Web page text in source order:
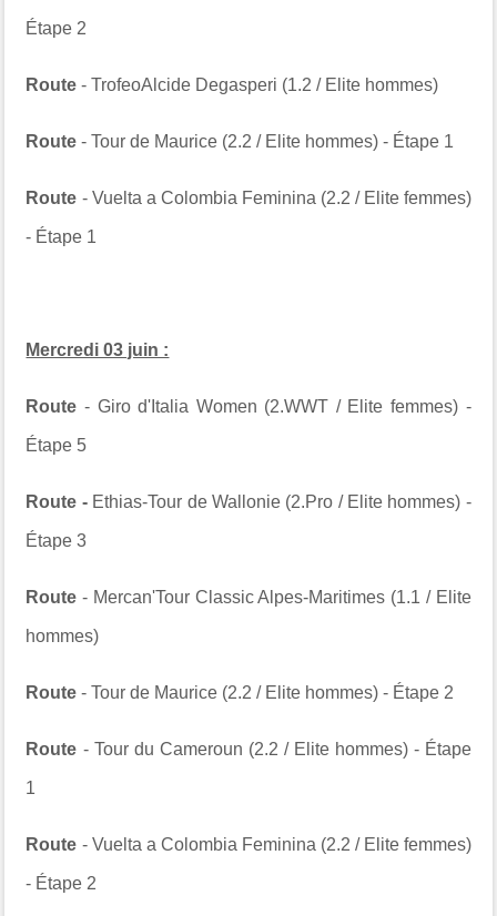
Étape 2
Route- TrofeoAlcide Degasperi (1.2 / Elite hommes)
Route- Tour de Maurice (2.2 / Elite hommes) - Étape 1
Route - Vuelta a Colombia Feminina (2.2 / Elite femmes)
- Étape 1
Mercredi 03 juin :
Route- Giro d'Italia Women (2.WWT / Elite femmes) -
Étape 5
Route - Ethias-Tour de Wallonie (2.Pro / Elite hommes) -
Étape 3
Route- Mercan'Tour Classic Alpes-Maritimes (1.1 / Elite
hommes)
Route- Tour de Maurice (2.2 / Elite hommes) - Étape 2
Route - Tour du Cameroun (2.2 / Elite hommes) - Étape
1
Route - Vuelta a Colombia Feminina (2.2 / Elite femmes)
- Étape 2